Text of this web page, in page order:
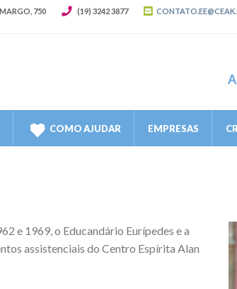
750 (19) 3242 3877
COMO AJUDAR EMPRESAS
e 1969, o Educandário Eurípedes e a
assistenciais do Centro Espírita Alan